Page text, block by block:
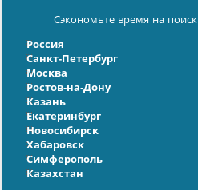
Сэкономьте время на
Россия
Санкт-Петербург
Москва
Ростов-на-Дону
Казань
Екатеринбург
Новосибирск
Хабаровск
Симферополь
Казахстан